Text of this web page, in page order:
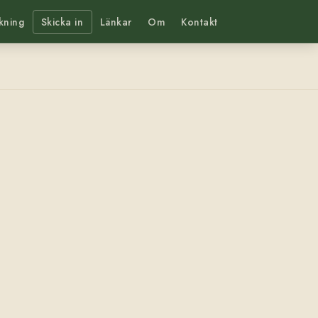
Skicka in Länkar Om Kontakt